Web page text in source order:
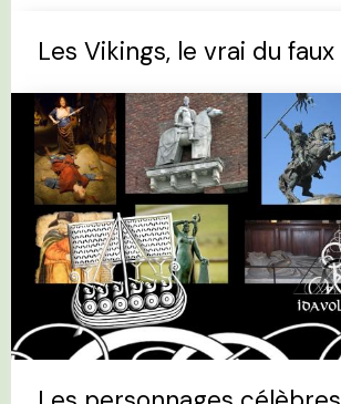
Les Vikings, le vrai du faux